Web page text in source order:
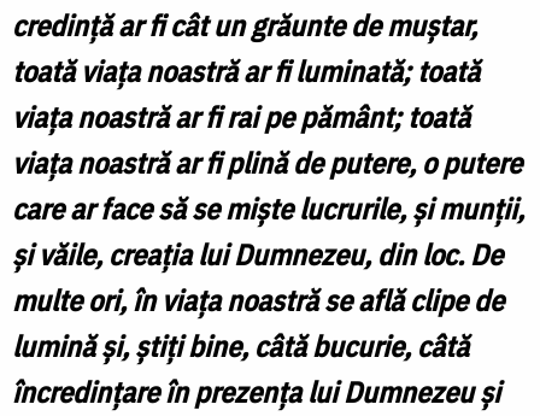
credinţă ar fi cât un grăunte de muştar,
toată viaţa noastră ar fi luminată; toată
viaţa noastră ar fi rai pe pământ; toată
viaţa noastră ar fi plină de putere, o putere
care ar face să se mişte lucrurile, şi munţii,
şi văile, creaţia lui Dumnezeu, din loc. De
multe ori, în viaţa noastră se află clipe de
lumină şi, ştiţi bine, câtă bucurie, câtă
încredinţare în prezenţa lui Dumnezeu şi